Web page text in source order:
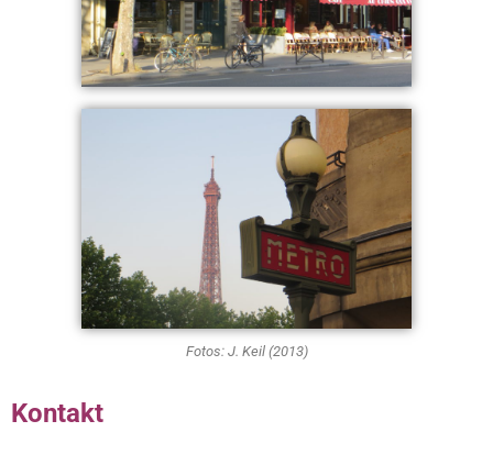
Fotos: J. Keil (2013)
Kontakt